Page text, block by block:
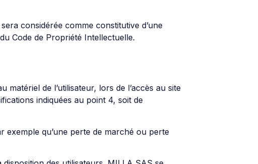
considérée comme constitutive d’une
Code de Propriété Intellectuelle.
de l’utilisateur, lors de l’accès au site
indiquées au point 4, soit de
exemple qu’une perte de marché ou perte